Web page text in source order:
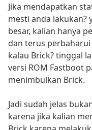
Jika mendapatkan
mesti anda lakukan?
besar, kalian hanya
dan terus
kalau Brick? tinggal
versi ROM Fastboot
menimbulkan Brick.
Jadi sudah jelas
karena jika kalian